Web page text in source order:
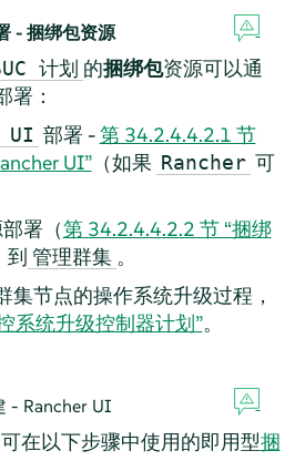
- 捆绑包资源
计划 的捆绑包资源可以通
署：
UI 部署 -第 34.2.4.4.2.1 节
UI”（如果 Rancher 可
署（第 34.2.4.4.2.2 节 “捆绑
到 管理群集 。
集节点的操作系统升级过程，
系统升级控制器计划”。
- Rancher UI
在以下步骤中使用的即用型捆